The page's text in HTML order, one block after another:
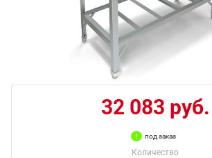
32 083 руб.
под заказ
Количество